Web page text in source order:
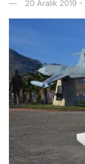
20 Aralık 2019